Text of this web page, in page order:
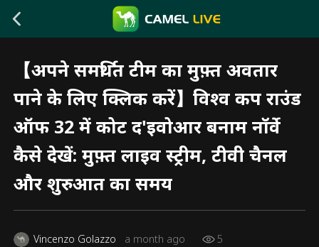
【अपने समर्थित टीम का मुफ़्त अवतार
पाने के लिए क्लिक करें】विश्व कप राउंड
ऑफ 32 में कोट द'इवोआर बनाम नॉर्वे
कैसे देखें: मुफ़्त लाइव स्ट्रीम, टीवी चैनल
और शुरुआत का समय
Vincenzo Golazzo a month ago 5